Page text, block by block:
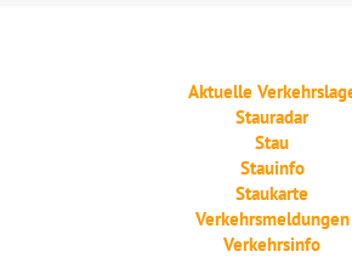
Aktuelle
Stauradar
Stau
Stauinfo
Staukarte
Verkehrsmeldungen
Verkehrsinfo